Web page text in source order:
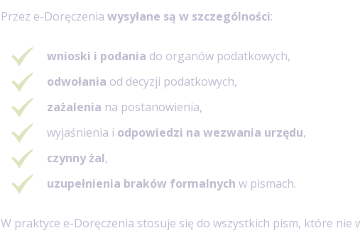
Przez e-Doręczenia wysyłane są w szczególności:
wnioski i podania do organów podatkowych,
odwołania od decyzji podatkowych,
zażalenia na postanowienia,
wyjaśnienia i odpowiedzi na wezwania urzędu,
czynny żal,
uzupełnienia braków formalnych w pismach.
W praktyce e-Doręczenia stosuje się do wszystkich pism, które nie